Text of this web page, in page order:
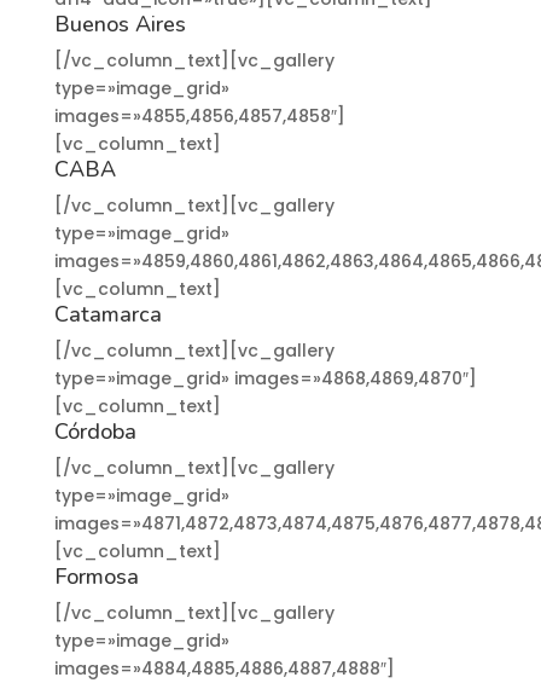
Buenos Aires
[/vc_column_text][vc_gallery
type=»image_grid»
images=»4855,4856,4857,4858″]
[vc_column_text]
CABA
[/vc_column_text][vc_gallery
type=»image_grid»
[vc_column_text]
Catamarca
[/vc_column_text][vc_gallery
type=»image_grid» images=»4868,4869,4870″]
[vc_column_text]
Córdoba
[/vc_column_text][vc_gallery
type=»image_grid»
[vc_column_text]
Formosa
[/vc_column_text][vc_gallery
type=»image_grid»
images=»4884,4885,4886,4887,4888″]